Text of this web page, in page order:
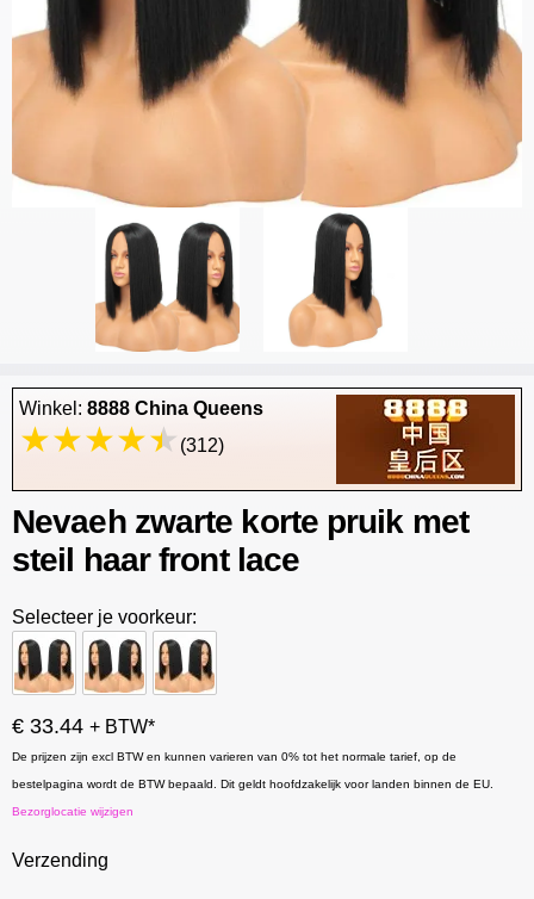
Winkel: 8888 China Queens
(312)
Nevaeh zwarte korte pruik met
steil haar front lace
Selecteer je voorkeur:
€ 33.44 + BTW*
De prijzen zijn excl BTW en kunnen varieren van 0% tot het normale tarief, op de
bestelpagina wordt de BTW bepaald. Dit geldt hoofdzakelijk voor landen binnen de EU.
Bezorglocatie wijzigen
Verzending